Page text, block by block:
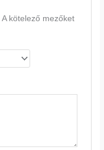
A kötelező mezőket